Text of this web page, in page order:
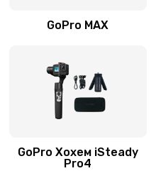
GoPro MAX
GoPro Хохем iSteady
Pro4